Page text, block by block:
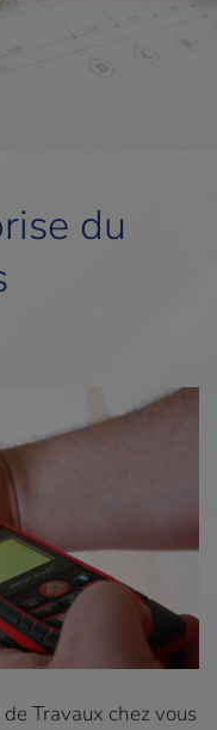
du
Travaux chez vous